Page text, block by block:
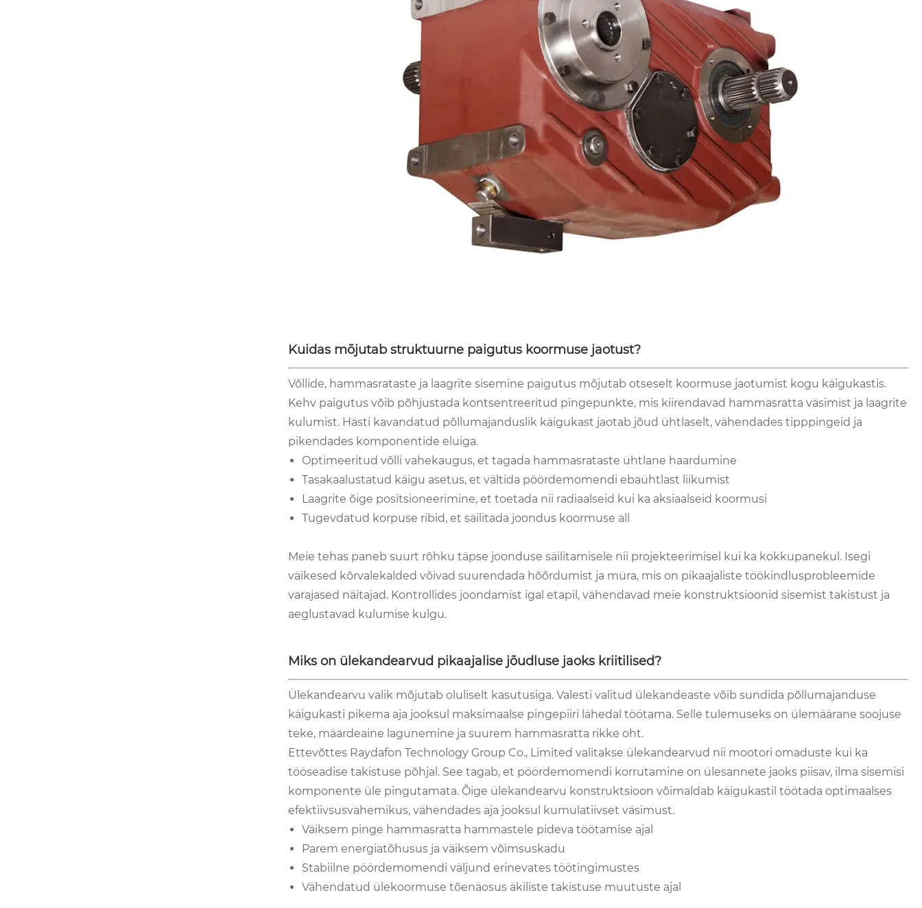
Kuidas mõjutab struktuurne paigutus koormuse jaotust?
Võllide, hammasrataste ja laagrite sisemine paigutus mõjutab otseselt koormuse jaotumist kogu käigukastis.
Kehv paigutus võib põhjustada kontsentreeritud pingepunkte, mis kiirendavad hammasratta väsimist ja laagrite
kulumist. Hästi kavandatud põllumajanduslik käigukast jaotab jõud ühtlaselt, vähendades tipppingeid ja
pikendades komponentide eluiga.
Optimeeritud võlli vahekaugus, et tagada hammasrataste ühtlane haardumine
Tasakaalustatud käigu asetus, et vältida pöördemomendi ebaühtlast liikumist
Laagrite õige positsioneerimine, et toetada nii radiaalseid kui ka aksiaalseid koormusi
Tugevdatud korpuse ribid, et säilitada joondus koormuse all
Meie tehas paneb suurt rõhku täpse joonduse säilitamisele nii projekteerimisel kui ka kokkupanekul. Isegi
väikesed kõrvalekalded võivad suurendada hõõrdumist ja müra, mis on pikaajaliste töökindlusprobleemide
varajased näitajad. Kontrollides joondamist igal etapil, vähendavad meie konstruktsioonid sisemist takistust ja
aeglustavad kulumise kulgu.
Miks on ülekandearvud pikaajalise jõudluse jaoks kriitilised?
Ülekandearvu valik mõjutab oluliselt kasutusiga. Valesti valitud ülekandeaste võib sundida põllumajanduse
käigukasti pikema aja jooksul maksimaalse pingepiiri lähedal töötama. Selle tulemuseks on ülemäärane soojuse
teke, määrdeaine lagunemine ja suurem hammasratta rikke oht.
Ettevõttes Raydafon Technology Group Co., Limited valitakse ülekandearvud nii mootori omaduste kui ka
tööseadise takistuse põhjal. See tagab, et pöördemomendi korrutamine on ülesannete jaoks piisav, ilma sisemisi
komponente üle pingutamata. Õige ülekandearvu konstruktsioon võimaldab käigukastil töötada optimaalses
efektiivsusvahemikus, vähendades aja jooksul kumulatiivset väsimust.
Väiksem pinge hammasratta hammastele pideva töötamise ajal
Parem energiatõhusus ja väiksem võimsuskadu
Stabiilne pöördemomendi väljund erinevates töötingimustes
Vähendatud ülekoormuse tõenäosus äkiliste takistuse muutuste ajal